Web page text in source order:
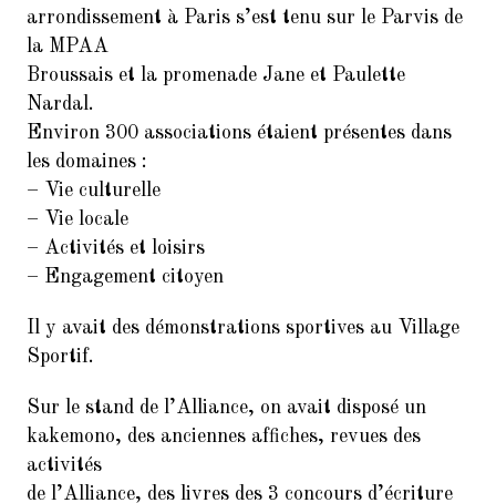
7.
Inscrivez-vous à la Soirée
Présentation Service des
Relectures 22/02/2017
8.
Concert Exceptionnel en
mémoire de Jean Joinet le 26
de l’Italie
Balades Parisiennes de l’AI –
Paris et ses Passages couverts
(Samedi 17 mars à 10h30)
prix
(vendredi 23 mars 2018, de 18h
à 21h30)
12. Remerciements : Concert du 26
Janvier 2018 en hommage à
arrondissement à Paris s’est tenu sur le Parvis de
la MPAA
Broussais et la promenade Jane et Paulette
Nardal.
Environ 300 associations étaient présentes dans
les domaines :
– Vie culturelle
– Vie locale
– Activités et loisirs
– Engagement citoyen
Il y avait des démonstrations sportives au Village
Sportif.
Sur le stand de l’Alliance, on avait disposé un
kakemono, des anciennes affiches, revues des
activités
de l’Alliance, des livres des 3 concours d’écriture